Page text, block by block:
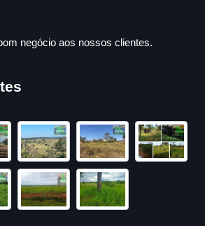
negócio aos nossos clientes.